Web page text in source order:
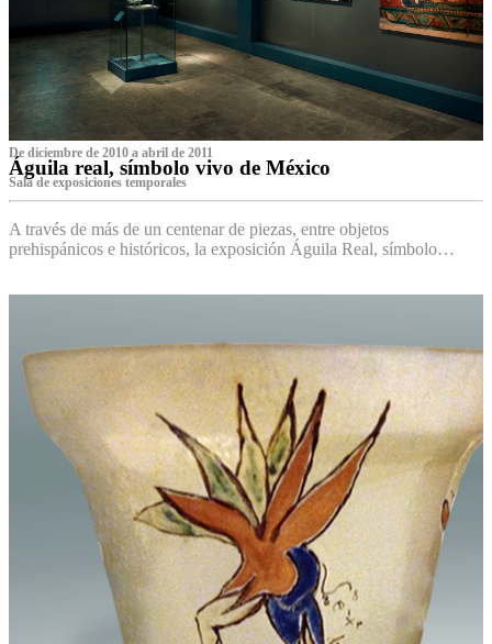
De diciembre de 2010 a abril de 2011
Águila real, símbolo vivo de México
Sala de exposiciones temporales
A través de más de un centenar de piezas, entre objetos
prehispánicos e históricos, la exposición Águila Real, símbolo…